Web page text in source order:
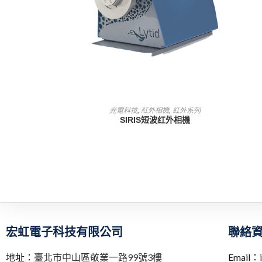
查看內容
光電科技, 紅外相機, 紅外系列
SIRIS短波红外相機
宏虹電子科技有限公司
地址： 臺北市中山區敬業一路99號3樓
聯絡
Email：